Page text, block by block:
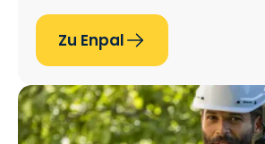
Zu Enpal